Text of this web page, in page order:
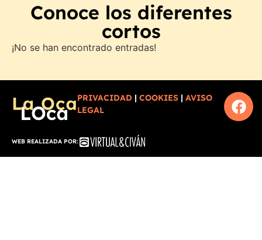
Conoce los diferentes
cortos
¡No se han encontrado entradas!
PRIVACIDAD | COOKIES | AVISO
LEGAL
WEB REALIZADA POR: